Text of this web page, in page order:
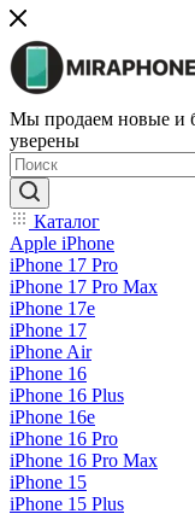
Мы продаем новые и
уверены
Каталог
Apple iPhone
iPhone 17 Pro
iPhone 17 Pro Max
iPhone 17e
iPhone 17
iPhone Air
iPhone 16
iPhone 16 Plus
iPhone 16e
iPhone 16 Pro
iPhone 16 Pro Max
iPhone 15
iPhone 15 Plus